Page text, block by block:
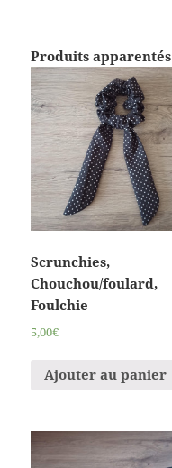
Produits apparentés
Scrunchies,
Chouchou/foulard,
Foulchie
5,00€
Ajouter au panier